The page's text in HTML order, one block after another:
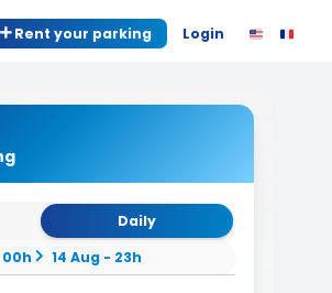
Rent your parking Login
Daily
00h
14 Aug - 23h